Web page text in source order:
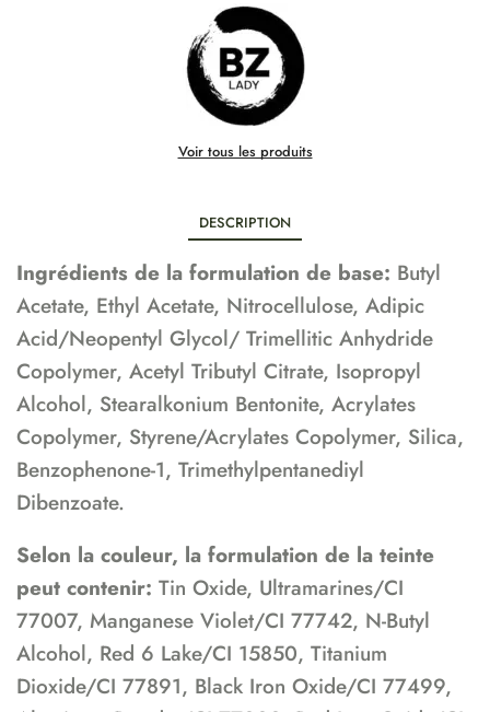
Voir tous les produits
DESCRIPTION
Ingrédients de la formulation de base: Butyl
Acetate, Ethyl Acetate, Nitrocellulose, Adipic
Acid/Neopentyl Glycol/ Trimellitic Anhydride
Copolymer, Acetyl Tributyl Citrate, Isopropyl
Alcohol, Stearalkonium Bentonite, Acrylates
Copolymer, Styrene/Acrylates Copolymer, Silica,
Benzophenone-1, Trimethylpentanediyl
Dibenzoate.
Selon la couleur, la formulation de la teinte
peut contenir: Tin Oxide, Ultramarines/CI
77007, Manganese Violet/CI 77742, N-Butyl
Alcohol, Red 6 Lake/CI 15850, Titanium
Dioxide/CI 77891, Black Iron Oxide/CI 77499,